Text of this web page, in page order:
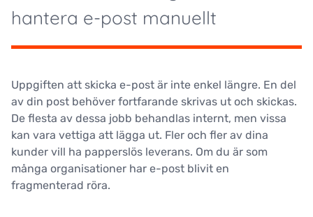
hantera e-post manuellt
Uppgiften att skicka e-post är inte enkel längre. En del
av din post behöver fortfarande skrivas ut och skickas.
De flesta av dessa jobb behandlas internt, men vissa
kan vara vettiga att lägga ut. Fler och fler av dina
kunder vill ha papperslös leverans. Om du är som
många organisationer har e-post blivit en
fragmenterad röra.